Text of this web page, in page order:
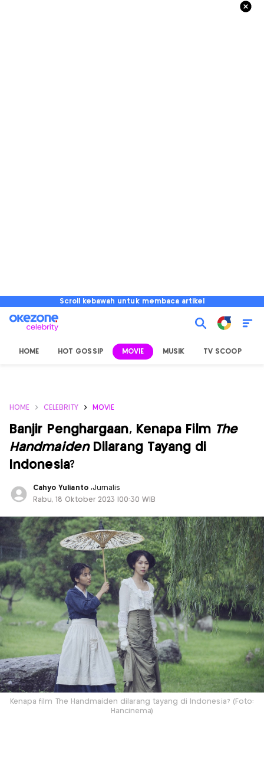
Scroll kebawah untuk membaca artikel
HOME HOT GOSSIP MOVIE MUSIK TV SCOOP
HOME CELEBRITY MOVIE
Banjir Penghargaan, Kenapa Film The
HandmaidenDilarang Tayang di
Indonesia?
Cahyo Yulianto ,Jurnalis
Rabu, 18 Oktober 2023 |00:30 WIB
Kenapa film The Handmaiden dilarang tayang di Indonesia? (Foto:
Hancinema)